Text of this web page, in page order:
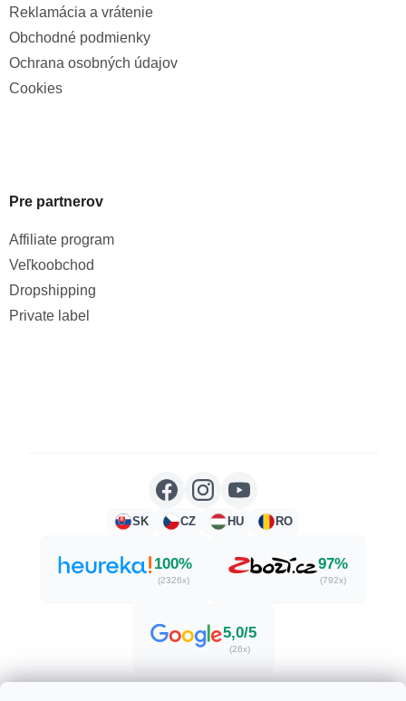
Reklamácia a vrátenie
Obchodné podmienky
Ochrana osobných údajov
Cookies
Pre partnerov
Affiliate program
Veľkoobchod
Dropshipping
Private label
SK CZ HU RO
100%
(2326x)
97%
(792x)
5,0/5
(26x)